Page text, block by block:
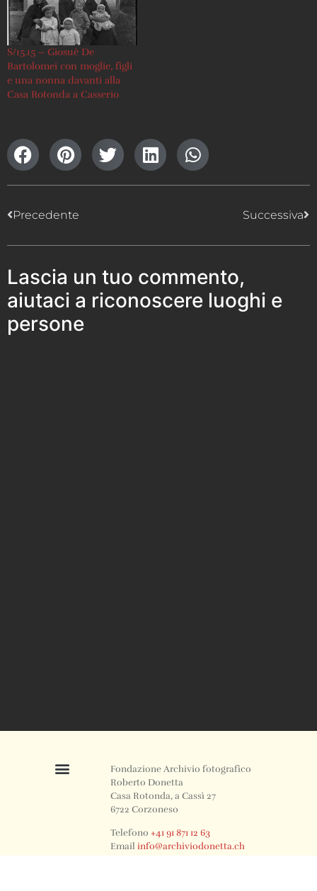
S/15.15 – Giosuè De
Bartolomei con moglie, figli
e una nonna davanti alla
Casa Rotonda a Casserio
Precedente Successiva
Lascia un tuo commento,
aiutaci a riconoscere luoghi e
persone
Fondazione Archivio fotografico
Roberto Donetta
Casa Rotonda, a Cassì 27
6722 Corzoneso
Telefono+41 91 871 12 63
Emailinfo@archiviodonetta.ch